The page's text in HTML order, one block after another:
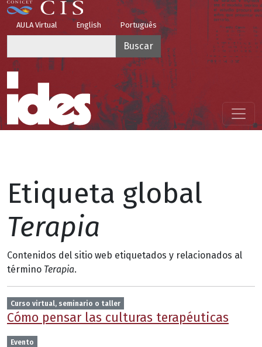
Pasar al contenido principal
Top Menu
AULA Virtual English Português
Menú principal
Etiqueta global
Terapia
Contenidos del sitio web etiquetados y relacionados al
término Terapia.
Curso virtual, seminario o taller
Cómo pensar las culturas terapéuticas
Evento